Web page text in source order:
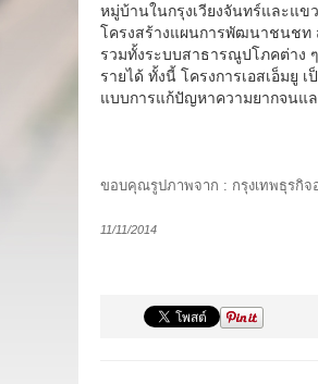
หมู่บ้านในกรุงเวียงจันทร์และแข
โครงสร้างแผนการพัฒนาชนชท
รวมทั้งระบบสาธารณูปโภคต่าง
รายได้ ทั้งนี้ โครงการเอสเอ็มยู
แบบการแก้ปัญหาความยากจนแ
ขอบคุณรูปภาพจาก : กรุงเทพธุรกิจ
11/11/2014